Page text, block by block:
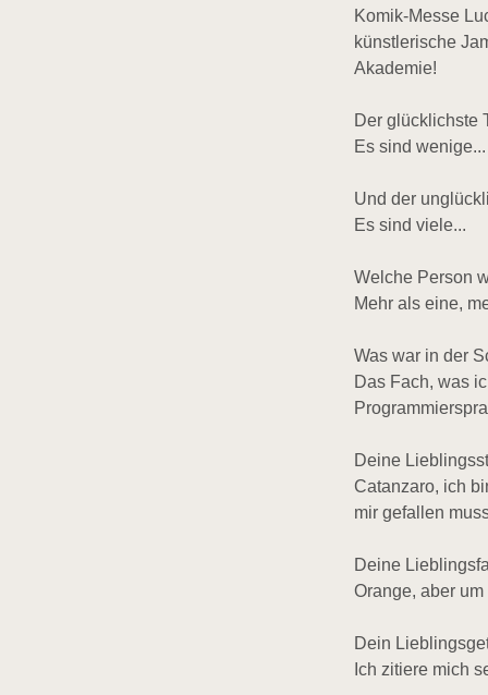
Komik-Messe
künstlerische
Akademie!
Der glücklichste
Es sind wenige...
Und der
Es sind viele...
Welche Person
Mehr als eine,
Was war in der
Das Fach, was
Deine
Catanzaro, ich
mir gefallen
Deine
Orange, aber
Dein
Ich zitiere mich